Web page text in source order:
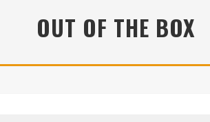
OUT OF THE BOX